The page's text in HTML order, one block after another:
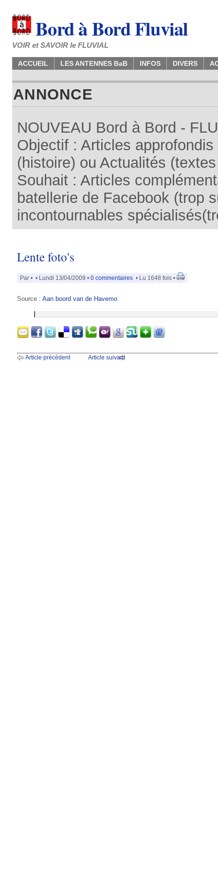
Bord à Bord Fluvial
VOIR et SAVOIR le FLUVIAL
ACCUEIL LES ANTENNES BaB INFOS DIVERS
ANNONCE
NOUVEAU Bord à Bord -
Objectif : Articles
(histoire) ou Actualités
Souhait : Articles
batellerie de Facebook (trop
incontournables
Lente foto's
Par • • Lundi 13/04/2009 • 0 commentaires • Lu 1648 fois •
Source : Aan boord van de Havemo
Article précédent Article suivant